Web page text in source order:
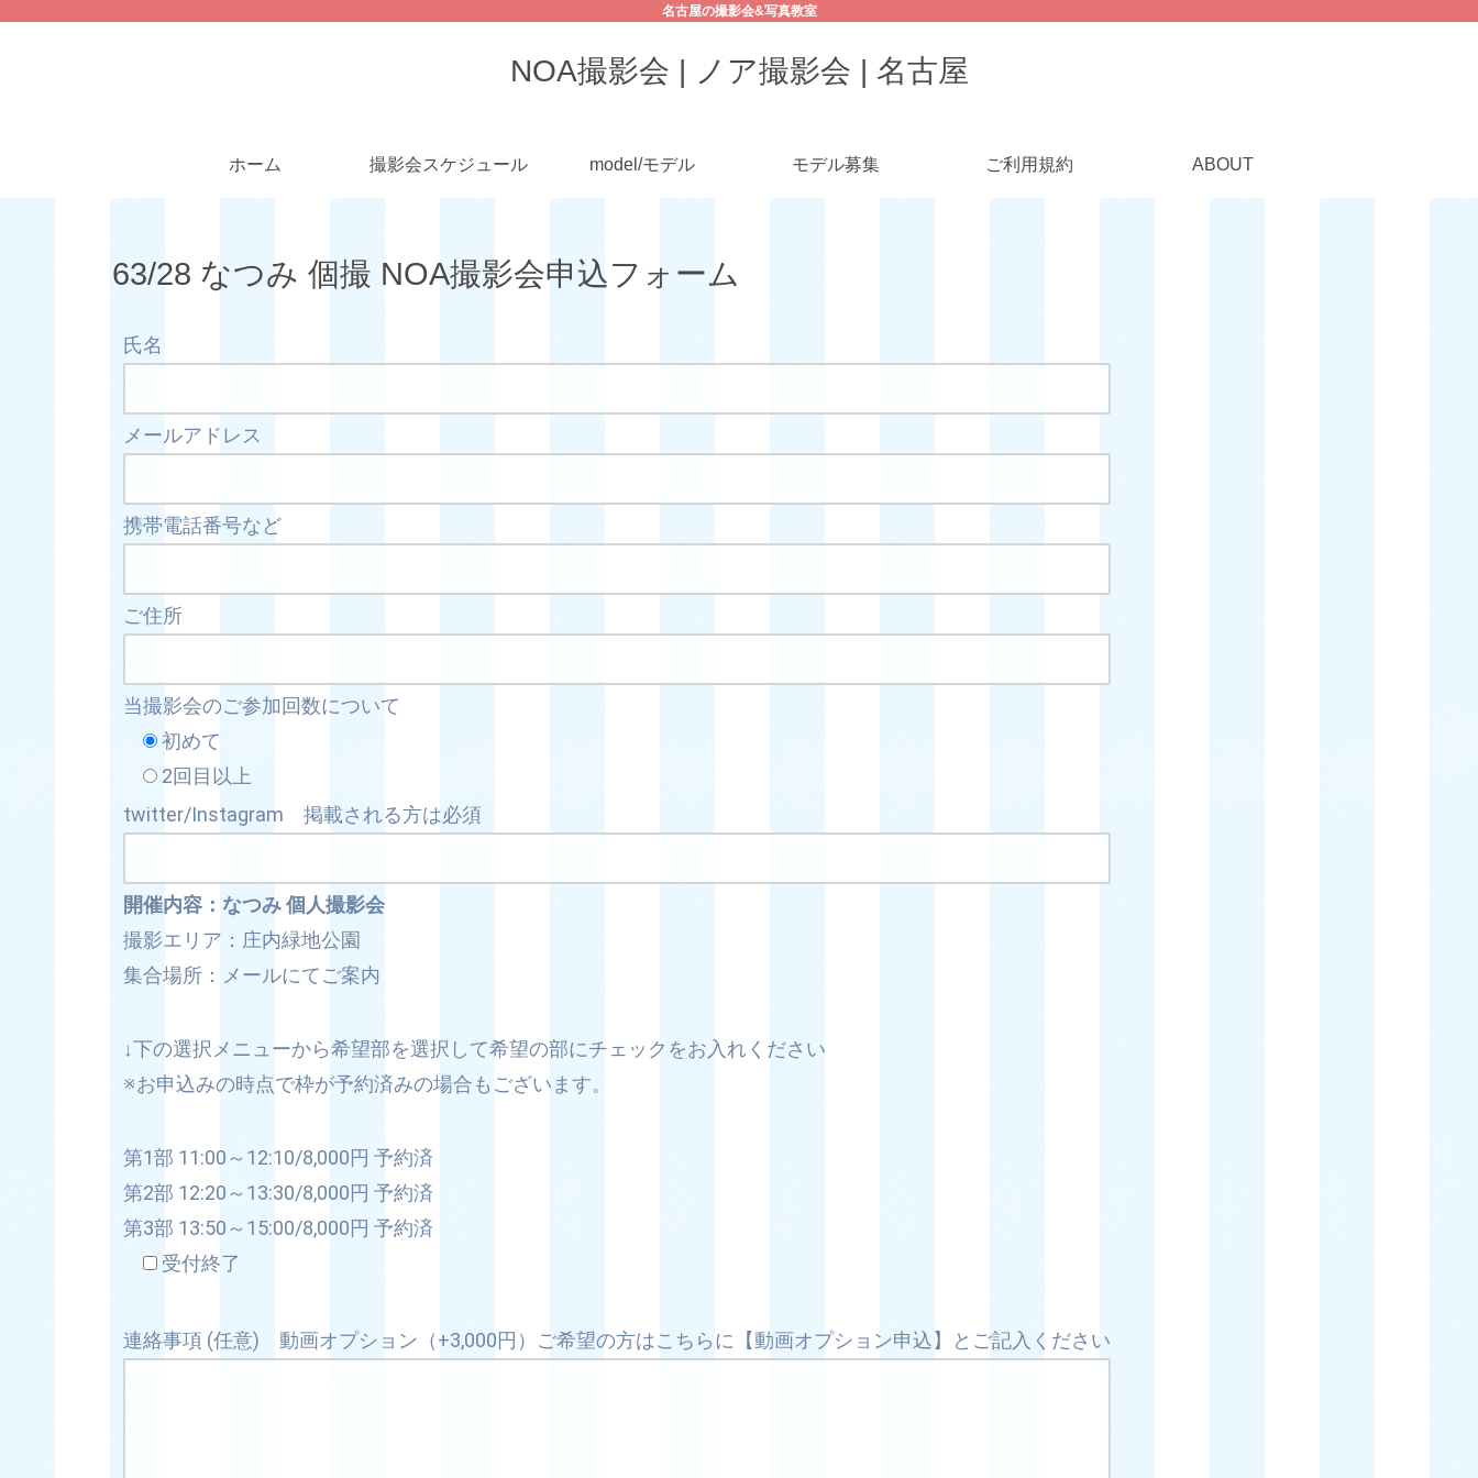
名古屋の撮影会&写真教室
NOA撮影会 | ノア撮影会 | 名古屋
ホーム 撮影会スケジュール model/モデル モデル募集 ご利用規約 ABOUT
63/28 なつみ 個撮 NOA撮影会申込フォーム
氏名
メールアドレス
携帯電話番号など
ご住所
当撮影会のご参加回数について
初めて
2回目以上
twitter/Instagram 掲載される方は必須
開催内容：なつみ 個人撮影会
撮影エリア：庄内緑地公園
集合場所：メールにてご案内
↓下の選択メニューから希望部を選択して希望の部にチェックをお入れください
※お申込みの時点で枠が予約済みの場合もございます。
第1部 11:00～12:10/8,000円 予約済
第2部 12:20～13:30/8,000円 予約済
第3部 13:50～15:00/8,000円 予約済
受付終了
連絡事項 (任意) 動画オプション（+3,000円）ご希望の方はこちらに【動画オプション申込】とご記入ください